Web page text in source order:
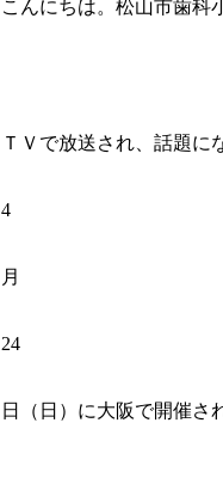
こんにちは。松山市歯科
ＴＶで放送され、話題に
4
月
24
日（日）に大阪で開催さ